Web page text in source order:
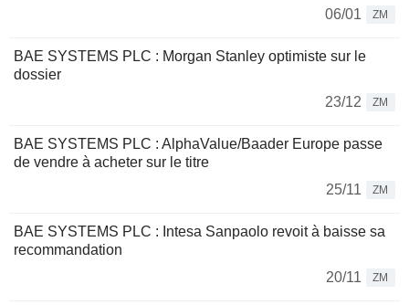
06/01
ZM
BAE SYSTEMS PLC : Morgan Stanley optimiste sur le
dossier
23/12
ZM
BAE SYSTEMS PLC : AlphaValue/Baader Europe passe
de vendre à acheter sur le titre
25/11
ZM
BAE SYSTEMS PLC : Intesa Sanpaolo revoit à baisse sa
recommandation
20/11
ZM